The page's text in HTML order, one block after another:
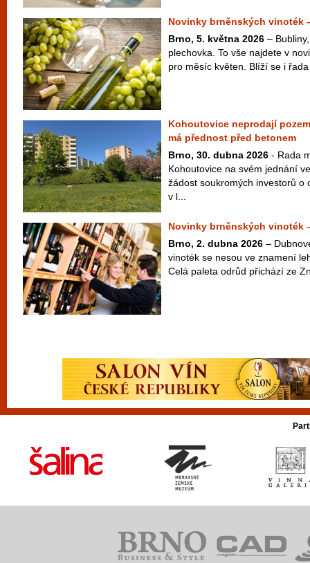
Novinky brněnských vinoték
Brno, 5. května 2026 –
plechovka. To vše najdete v
pro měsíc květen. Blíží se i
Kohoutovice neprodají
má přednost před betonem
Brno, 30. dubna 2026 - Rada
Kohoutovice na svém jednání
žádost soukromých investorů o
v l...
Novinky brněnských vinoték
Brno, 2. dubna 2026 –
vinoték se nesou ve znamení
Celá paleta odrůd přichází ze